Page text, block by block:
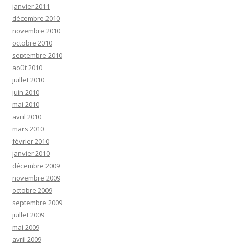
janvier 2011
décembre 2010
novembre 2010
octobre 2010
septembre 2010
août 2010
juillet 2010
juin 2010
mai 2010
avril 2010
mars 2010
février 2010
janvier 2010
décembre 2009
novembre 2009
octobre 2009
septembre 2009
juillet 2009
mai 2009
avril 2009